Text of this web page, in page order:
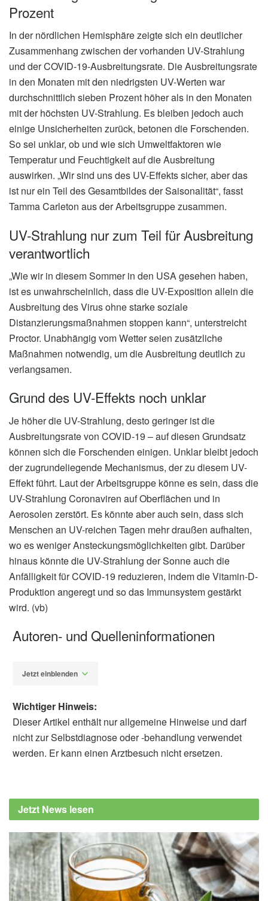
Prozent
In der nördlichen Hemisphäre zeigte sich ein deutlicher
Zusammenhang zwischen der vorhanden UV-Strahlung
und der COVID-19-Ausbreitungsrate. Die Ausbreitungsrate
in den Monaten mit den niedrigsten UV-Werten war
durchschnittlich sieben Prozent höher als in den Monaten
mit der höchsten UV-Strahlung. Es bleiben jedoch auch
einige Unsicherheiten zurück, betonen die Forschenden.
So sei unklar, ob und wie sich Umweltfaktoren wie
Temperatur und Feuchtigkeit auf die Ausbreitung
auswirken. „Wir sind uns des UV-Effekts sicher, aber das
ist nur ein Teil des Gesamtbildes der Saisonalität“, fasst
Tamma Carleton aus der Arbeitsgruppe zusammen.
UV-Strahlung nur zum Teil für Ausbreitung
verantwortlich
„Wie wir in diesem Sommer in den USA gesehen haben,
ist es unwahrscheinlich, dass die UV-Exposition allein die
Ausbreitung des Virus ohne starke soziale
Distanzierungsmaßnahmen stoppen kann“, unterstreicht
Proctor. Unabhängig vom Wetter seien zusätzliche
Maßnahmen notwendig, um die Ausbreitung deutlich zu
verlangsamen.
Grund des UV-Effekts noch unklar
Je höher die UV-Strahlung, desto geringer ist die
Ausbreitungsrate von COVID-19 – auf diesen Grundsatz
können sich die Forschenden einigen. Unklar bleibt jedoch
der zugrundeliegende Mechanismus, der zu diesem UV-
Effekt führt. Laut der Arbeitsgruppe könne es sein, dass die
UV-Strahlung Coronaviren auf Oberflächen und in
Aerosolen zerstört. Es könnte aber auch sein, dass sich
Menschen an UV-reichen Tagen mehr draußen aufhalten,
wo es weniger Ansteckungsmöglichkeiten gibt. Darüber
hinaus könnte die UV-Strahlung der Sonne auch die
Anfälligkeit für COVID-19 reduzieren, indem die Vitamin-D-
Produktion angeregt und so das Immunsystem gestärkt
wird. (vb)
Autoren- und Quelleninformationen
Jetzt einblenden
Engineering and Applied Sciences: COVID-
19 spread increases when UV levels
seas.harvard.edu
Tamma Carleton, Jules Cornetet, Peter
Huybers, et al.: Global evidence for ultraviolet
radiation decreasing COVID-19 growth rates;
Wichtiger Hinweis:
Dieser Artikel enthält nur allgemeine Hinweise und darf
nicht zur Selbstdiagnose oder -behandlung verwendet
werden. Er kann einen Arztbesuch nicht ersetzen.
Jetzt News lesen